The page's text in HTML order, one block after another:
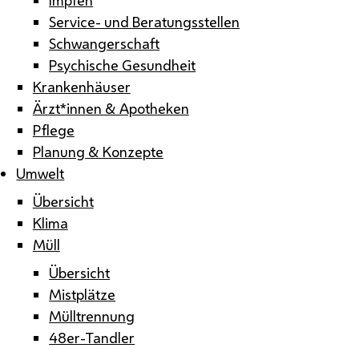
Service- und Beratungsstellen
Schwangerschaft
Psychische Gesundheit
Krankenhäuser
Ärzt*innen & Apotheken
Pflege
Planung & Konzepte
Umwelt
Übersicht
Klima
Müll
Übersicht
Mistplätze
Mülltrennung
48er-Tandler